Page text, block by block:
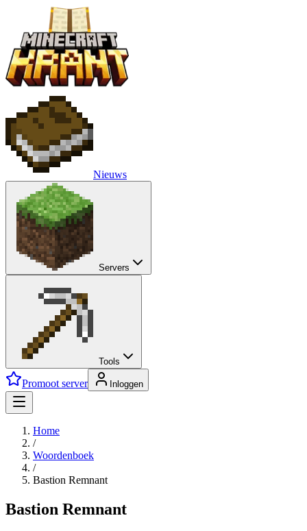
Nieuws
Servers
Tools
Promoot server Inloggen
Home
/
Woordenboek
/
Bastion Remnant
Bastion Remnant